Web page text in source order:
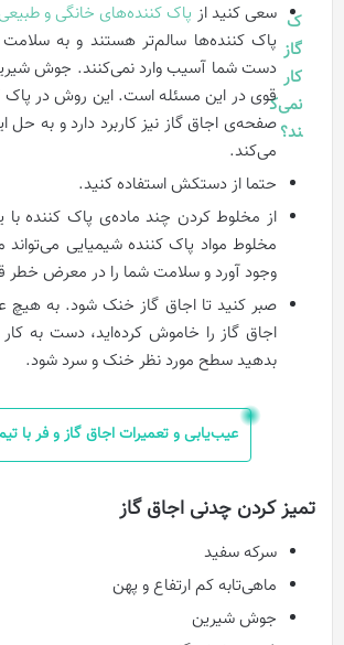
سعی کنید از پاک کننده‌های خانگی و
پاک کننده‌ها سالم‌تر هستند و به
دست شما آسیب وارد نمی‌کنند. جوش‌
قوی در این مسئله است. این روش در
صفحه‌ی اجاق‌ گاز نیز کاربرد دارد و به
می‌کند.
حتما از دستکش استفاده کنید.
از مخلوط کردن چند ماده‌ی پاک کننده با
مخلوط مواد پاک کننده شیمیایی
وجود آورد و سلامت شما را در معرض خطر
صبر کنید تا اجاق‌ گاز خنک شود. به هیچ
اجاق گاز را خاموش کرده‌اید، دست به کار
بدهید سطح مورد نظر خنک و سرد شود.
عیب‌یابی و تعمیرات اجاق گاز و فر با
تميز کردن چدنی اجاق‌ گاز
سرکه سفید
ماهی‌تابه کم ارتفاع و پهن
جوش شیرین